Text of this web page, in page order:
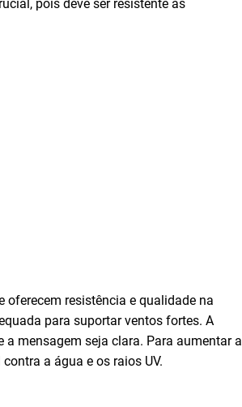
pois deve ser resistente às
oferecem resistência e qualidade na
para suportar ventos fortes. A
mensagem seja clara. Para aumentar a
a água e os raios UV.